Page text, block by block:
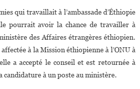
qui travaillait à l’ambassade d’Éthiopie
pourrait avoir la chance de travailler à
des Affaires étrangères éthiopien.
à la Mission éthiopienne à l’ONU à
a accepté le conseil et est retournée à
candidature à un poste au ministère.